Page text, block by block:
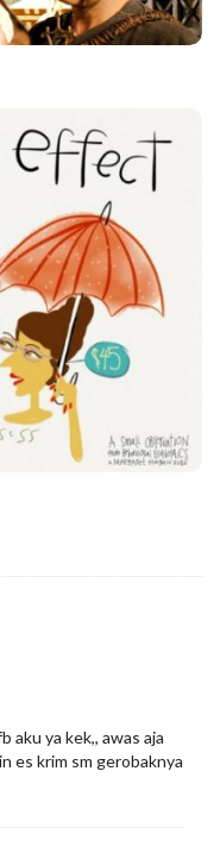
aku ya kek,, awas aja
es krim sm gerobaknya